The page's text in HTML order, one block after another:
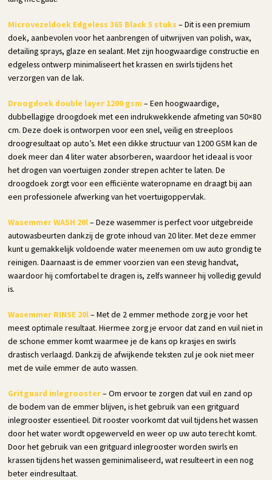
Microvezeldoek Edgeless 365 Black 5 stuks – Dit is een premium
doek, aanbevolen voor het aanbrengen of uitwrijven van polish, wax,
detailing sprays, glaze en sealant. Met zijn hoogwaardige constructie en
edgeless ontwerp minimaliseert het krassen en swirls tijdens het
verzorgen van de lak.
Droogdoek double layer 1200 gsm – Een hoogwaardige,
dubbellagige droogdoek met een indrukwekkende afmeting van 50×80
cm. Deze doek is ontworpen voor een snel, veilig en streeploos
droogresultaat op auto’s. Met een dikke structuur van 1200 GSM kan de
doek meer dan 4 liter water absorberen, waardoor het ideaal is voor
het drogen van voertuigen zonder strepen achter te laten. De
droogdoek zorgt voor een efficiënte wateropname en draagt bij aan
een professionele afwerking van het voertuigoppervlak.
Wasemmer WASH 20l– Deze wasemmer is perfect voor uitgebreide
autowasbeurten dankzij de grote inhoud van 20 liter. Met deze emmer
kunt u gemakkelijk voldoende water meenemen om uw auto grondig te
reinigen. Daarnaast is de emmer voorzien van een stevig handvat,
waardoor hij comfortabel te dragen is, zelfs wanneer hij volledig gevuld
is.
Wasemmer RINSE 20l– Met de 2 emmer methode zorg je voor het
meest optimale resultaat. Hiermee zorg je ervoor dat zand en vuil niet in
de schone emmer komt waarmee je de kans op krasjes en swirls
drastisch verlaagd. Dankzij de afwijkende teksten zul je ook niet meer
met de vuile emmer de auto wassen.
Gritguard inlegrooster– Om ervoor te zorgen dat vuil en zand op
de bodem van de emmer blijven, is het gebruik van een gritguard
inlegrooster essentieel. Dit rooster voorkomt dat vuil tijdens het wassen
door het water wordt opgewerveld en weer op uw auto terecht komt.
Door het gebruik van een gritguard inlegrooster worden swirls en
krassen tijdens het wassen geminimaliseerd, wat resulteert in een nog
beter eindresultaat.